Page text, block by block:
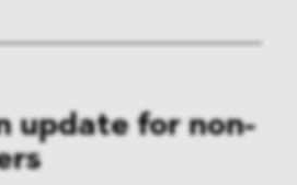
update for non-